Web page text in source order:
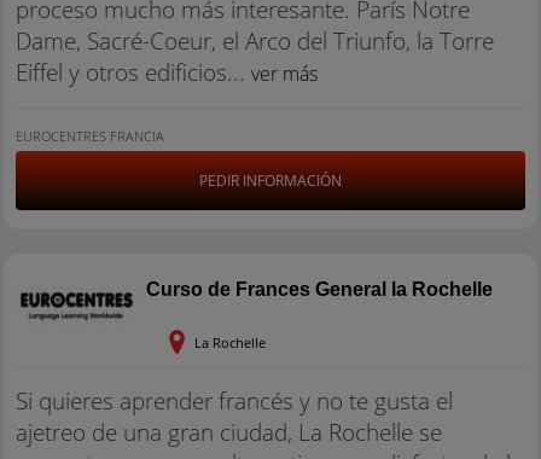
proceso mucho más interesante. París Notre
Dame, Sacré-Coeur, el Arco del Triunfo, la Torre
Eiffel y otros edificios... ver más
EUROCENTRES FRANCIA
PEDIR INFORMACIÓN
Curso de Frances General la Rochelle
La Rochelle
Si quieres aprender francés y no te gusta el
ajetreo de una gran ciudad, La Rochelle se